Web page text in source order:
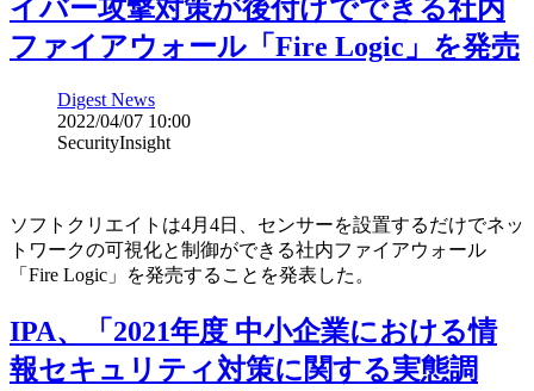
イバー攻撃対策が後付けでできる社内
ファイアウォール「Fire Logic」を発売
Digest News
2022/04/07 10:00
SecurityInsight
ソフトクリエイトは4月4日、センサーを設置するだけでネッ
トワークの可視化と制御ができる社内ファイアウォール
「Fire Logic」を発売することを発表した。
IPA、「2021年度 中小企業における情
報セキュリティ対策に関する実態調